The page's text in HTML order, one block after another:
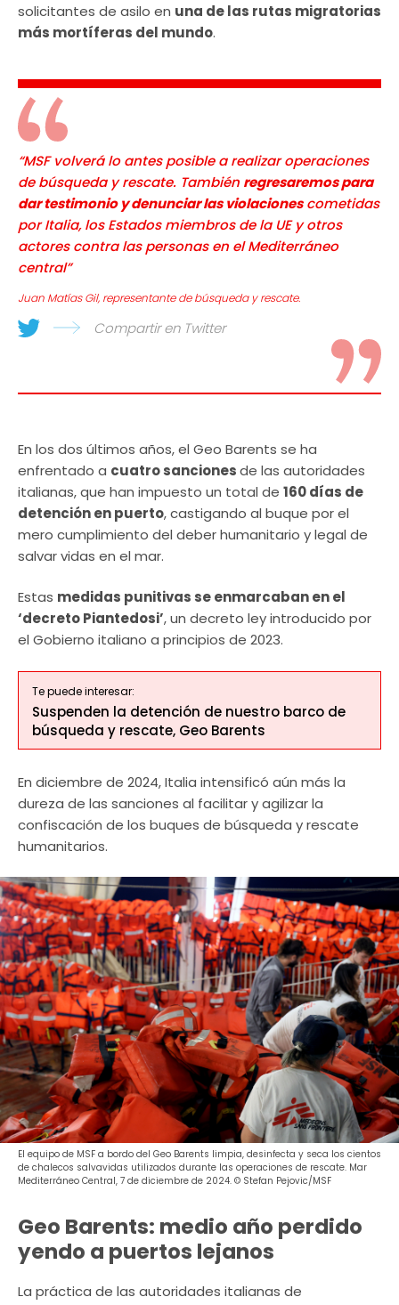
solicitantes de asilo en una de las rutas migratorias
más mortíferas del mundo.
“MSF volverá lo antes posible a realizar operaciones
de búsqueda y rescate. También regresaremos para
dar testimonio y denunciar las violacionescometidas
por Italia, los Estados miembros de la UE y otros
actores contra las personas en el Mediterráneo
central”
Juan Matías Gil, representante de búsqueda y rescate.
Compartir en Twitter
En los dos últimos años, el Geo Barents se ha
enfrentado a cuatro sancionesde las autoridades
italianas, que han impuesto un total de 160 días de
detención en puerto, castigando al buque por el
mero cumplimiento del deber humanitario y legal de
salvar vidas en el mar.
Estas medidas punitivas se enmarcaban en el
‘decreto Piantedosi’, un decreto ley introducido por
el Gobierno italiano a principios de 2023.
Te puede interesar:
Suspenden la detención de nuestro barco de
búsqueda y rescate, Geo Barents
En diciembre de 2024, Italia intensificó aún más la
dureza de las sanciones al facilitar y agilizar la
confiscación de los buques de búsqueda y rescate
humanitarios.
El equipo de MSF a bordo del Geo Barents limpia, desinfecta y seca los cientos
de chalecos salvavidas utilizados durante las operaciones de rescate. Mar
Mediterráneo Central, 7 de diciembre de 2024. © Stefan Pejovic/MSF
Geo Barents: medio año perdido
yendo a puertos lejanos
​La práctica de las autoridades italianas de